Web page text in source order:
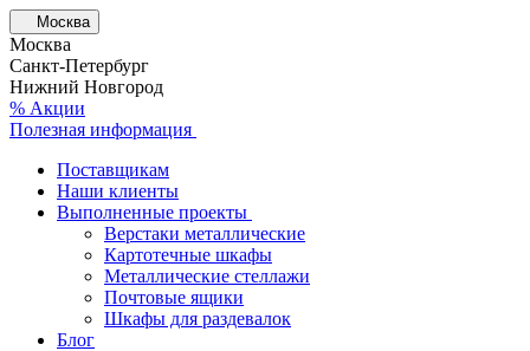
Москва
Москва
Санкт-Петербург
Нижний Новгород
% Акции
Полезная информация
Поставщикам
Наши клиенты
Выполненные проекты
Верстаки металлические
Картотечные шкафы
Металлические стеллажи
Почтовые ящики
Шкафы для раздевалок
Блог